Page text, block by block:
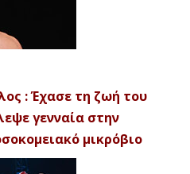
: Έχασε τη ζωή του
γενναία στην
μικρόβιο